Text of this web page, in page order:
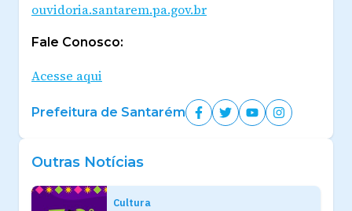
ouvidoria.santarem.pa.gov.br
Fale Conosco:
Acesse aqui
Prefeitura de Santarém
Outras Notícias
Cultura